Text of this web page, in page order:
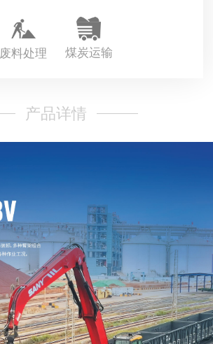
废料处理 煤炭运输
产品详情